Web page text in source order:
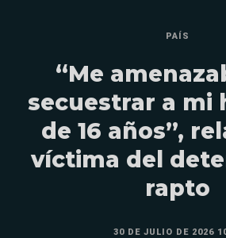
PAÍS
“Me
secuestrar a mi
de 16 años”,
víctima del
rapto
30 DE JULIO DE 2026